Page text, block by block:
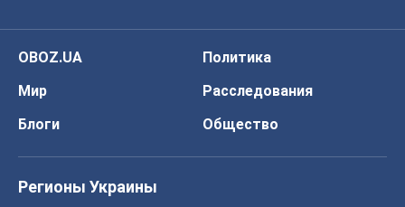
OBOZ.UA
Политика
Мир
Расследования
Блоги
Общество
Регионы Украины